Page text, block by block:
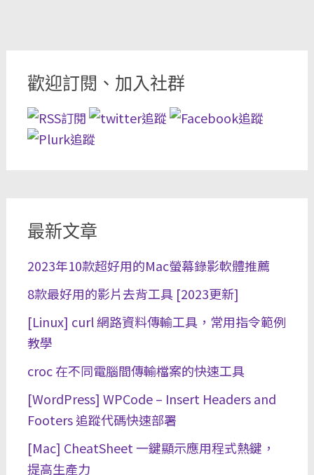
歡迎訂閱、加入社群
最新文章
2023年10款超好用的Mac螢幕錄影軟體推薦
8款最好用的影片去背工具 [2023更新]
[Linux] curl 網路資料傳輸工具，常用指令範例
教學
croc 在不同電腦間傳輸檔案的快速工具
[WordPress] WPCode – Insert Headers and
Footers 追蹤代碼快速部署
[Mac] CheatSheet 一鍵顯示應用程式熱鍵，
提高生產力